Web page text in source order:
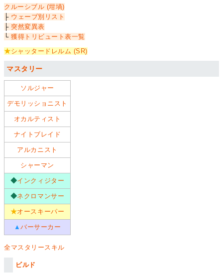
クルーシブル (坩堝)
├ ウェーブ別リスト
├ 突然変異表
└獲得トリビュート表一覧
★シャッタードレルム (SR)
マスタリー
ソルジャー
デモリッショニスト
オカルティスト
ナイトブレイド
アルカニスト
シャーマン
◆インクィジター
◆ネクロマンサー
★オースキーパー
▲バーサーカー
全マスタリースキル
ビルド